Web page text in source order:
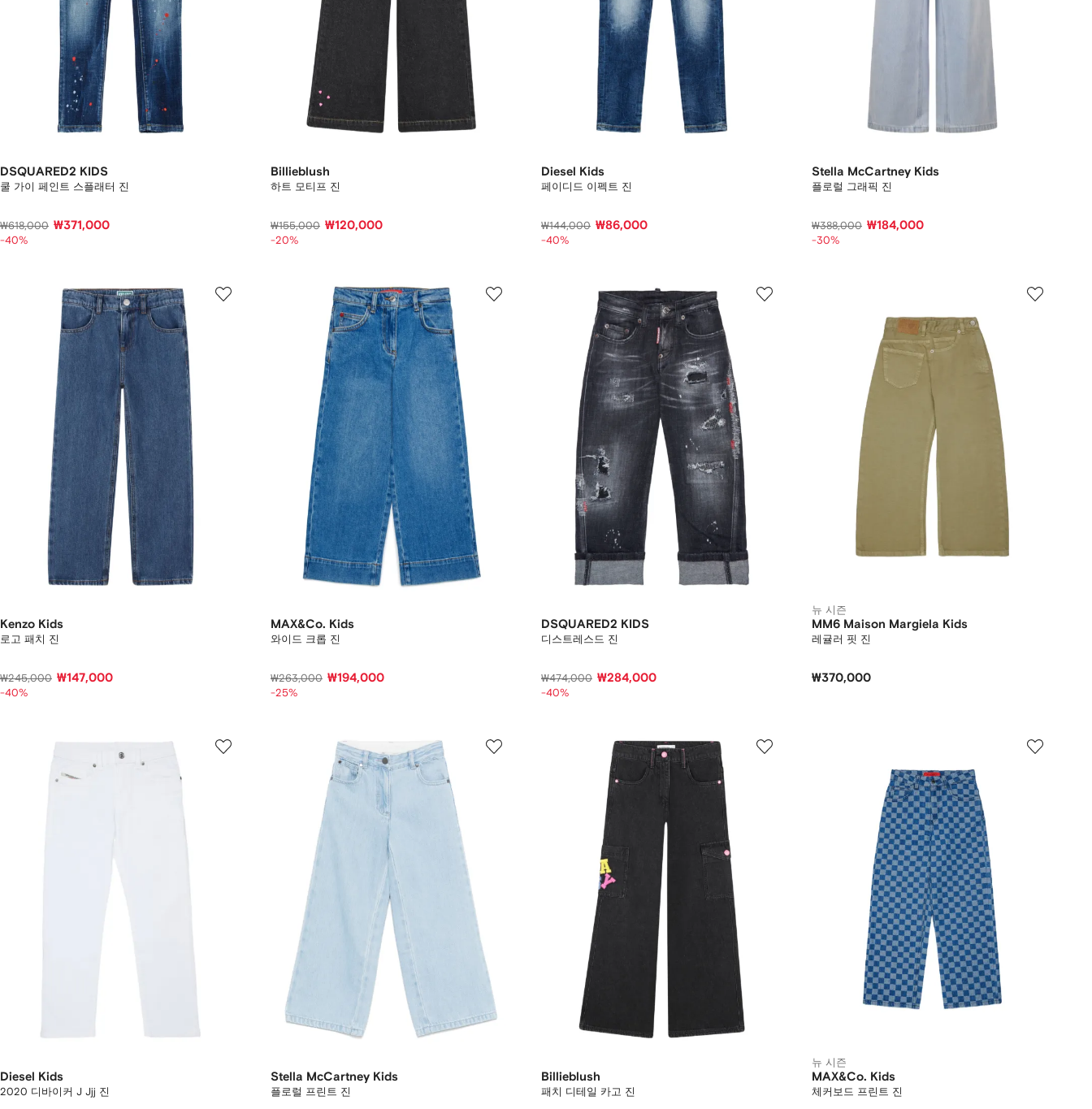
DSQUARED2 KIDS
쿨 가이 페인트 스플래터 진
₩618,000 ₩371,000
-40%
Billieblush
하트 모티프 진
₩155,000 ₩120,000
-20%
Diesel Kids
페이디드 이펙트 진
₩144,000 ₩86,000
-40%
Stella McCartney Kids
플로럴 그래픽 진
₩388,000 ₩184,000
-30%
Kenzo Kids
로고 패치 진
₩245,000 ₩147,000
-40%
MAX&Co. Kids
와이드 크롭 진
₩263,000 ₩194,000
-25%
DSQUARED2 KIDS
디스트레스드 진
₩474,000 ₩284,000
-40%
뉴 시즌
MM6 Maison Margiela Kids
레귤러 핏 진
₩370,000
Diesel Kids
2020 디바이커 J Jjj 진
Stella McCartney Kids
플로럴 프린트 진
Billieblush
패치 디테일 카고 진
뉴 시즌
MAX&Co. Kids
체커보드 프린트 진